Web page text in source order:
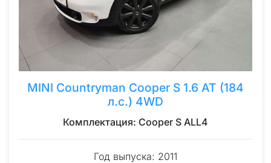
MINI Countryman Cooper S 1.6 AT (184
л.с.) 4WD
Комплектация: Cooper S ALL4
Год выпуска: 2011